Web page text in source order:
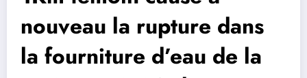
nouveau la rupture dans
la fourniture d’eau de la